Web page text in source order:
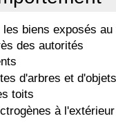
biens exposés au
des autorités
d'arbres et d'objets
toits
à